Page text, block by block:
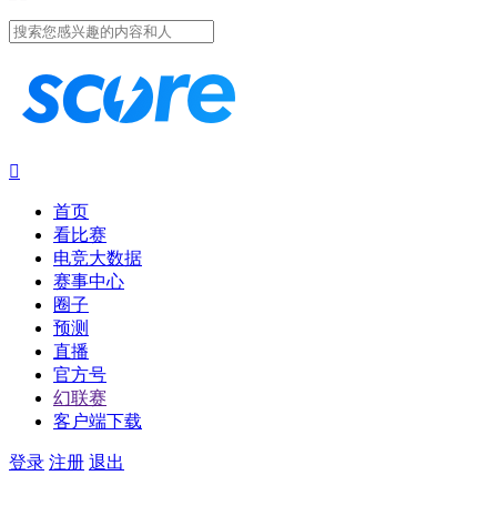

首页
看比赛
电竞大数据
赛事中心
圈子
预测
直播
官方号
幻联赛
客户端下载
登录 注册 退出